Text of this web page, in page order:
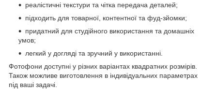
реалістичні текстури та чітка передача деталей;
підходить для товарної, контентної та фуд-зйомки;
придатний для студійного використання та домашніх
умов;
легкий у догляді та зручний у використанні.
Фотофони доступні у різних варіантах квадратних розмірів.
Також можливе виготовлення в індивідуальних параметрах
під ваші задачі.